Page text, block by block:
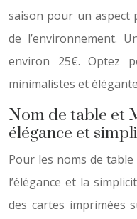
saison pour un aspect
de l’environnement.
environ 25€. Optez
minimalistes et
Nom de table et
élégance et
Pour les noms de
l’élégance et la
des cartes imprimées